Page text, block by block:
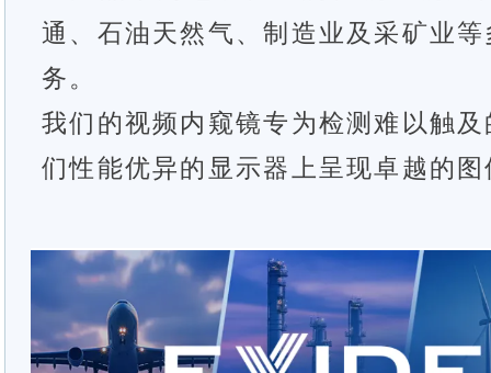
通、石油天然气、制造业及采矿业
务。
我们的视频内窥镜专为检测难以触
们性能优异的显示器上呈现卓越的
测厚仪、探伤仪、相控阵仪器以及
光（XRF）材料分析仪可适用于合
多种场景的元素成分分析。